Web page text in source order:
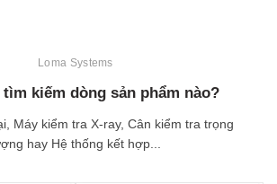
Loma Systems
tìm kiếm dòng sản phẩm nào?
Máy kiểm tra X-ray, Cân kiểm tra trọng
hay Hệ thống kết hợp...